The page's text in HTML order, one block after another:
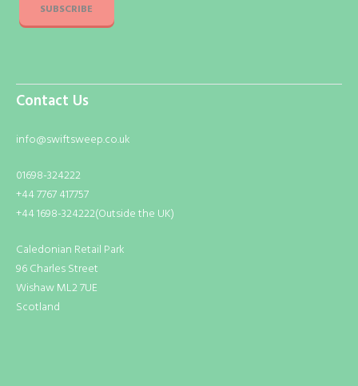
SUBSCRIBE
Contact Us
info@swiftsweep.co.uk
01698-324222
+44 7767 417757
+44 1698-324222(Outside the UK)
Caledonian Retail Park
96 Charles Street
Wishaw ML2 7UE
Scotland